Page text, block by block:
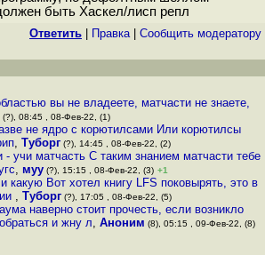
быть Хаскел/лисп репл
Ответить Правка| Cообщить модератору
вы не владеете, матчасти не знаете,
(?), 08:45 , 08-Фев-22, (1)
не ядро с корютилсами Или корютилсы
, Туборг(?), 14:45 , 08-Фев-22, (2)
- учи матчасть С таким знанием матчасти тебе
, муу(?), 15:15 , 08-Фев-22, (3) +1
какую Вот хотел книгу LFS поковырять, это в
,Туборг (?), 17:05 , 08-Фев-22, (5)
наверно стоит прочесть, если возникло
и жну л, Аноним (8), 05:15 , 09-Фев-22, (8)